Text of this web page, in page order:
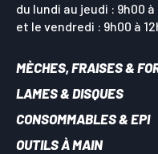
du lundi au jeudi : 9h00 à
et le vendredi : 9h00 à
MÈCHES, FRAISES &
LAMES & DISQUES
CONSOMMABLES & EPI
OUTILS À MAIN